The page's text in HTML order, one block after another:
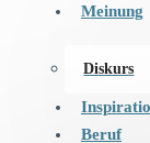
Meinung
Diskurs
Beruf